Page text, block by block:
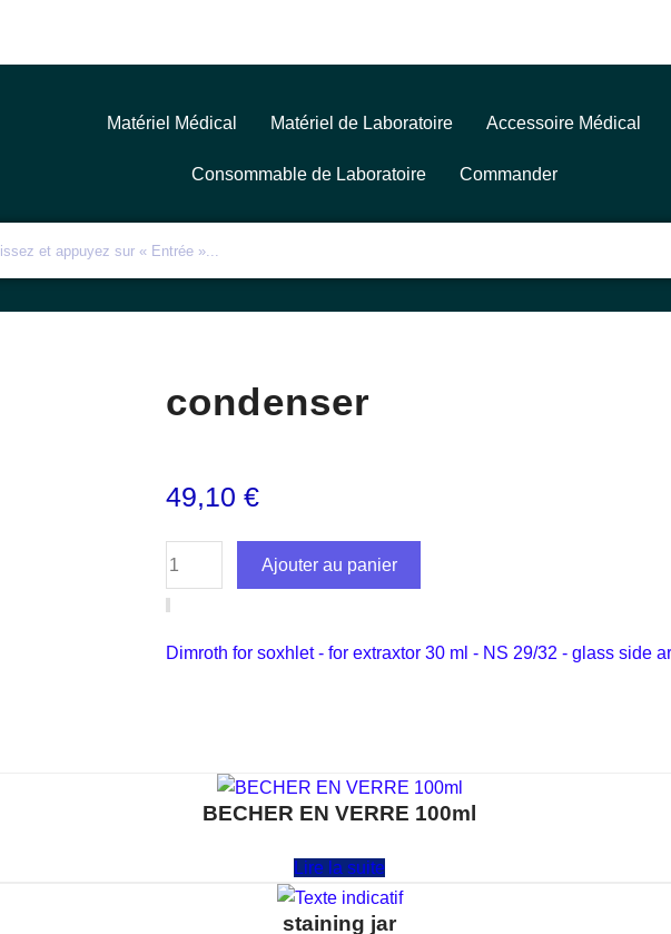
Matériel Médical Matériel de Laboratoire Accessoire Médical
Consommable de Laboratoire Commander
condenser
49,10€
Ajouter au panier
Dimroth for soxhlet - for extraxtor 30 ml - NS 29/32 - glass side
BECHER EN VERRE 100ml
Lire la suite
staining jar